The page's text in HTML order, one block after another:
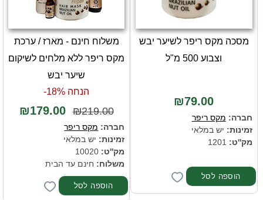
מסכה מקס ריפר לשיער יבש
וצבוע 500 מ"ל
₪79.00
חברה: מקס ריפר
זמינות: יש במלאי
מק''ט:
משלוח חינם - מארז / ערכת
מקס ריפר ללא מלחים לשיקום
שיער יבש
הנחה 18%-
₪219.00
₪179.00
חברה: מקס ריפר
זמינות: יש במלאי
מק''ט:
משלוח: חינם עד הבית